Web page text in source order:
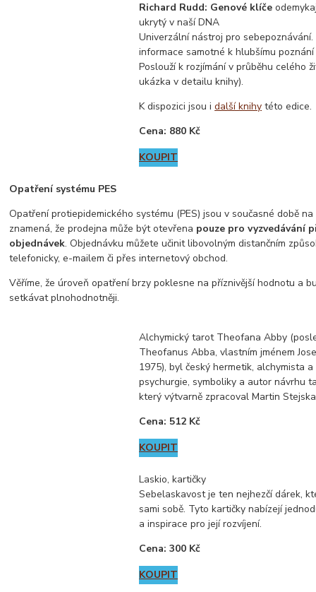
Richard Rudd: Genové klíče
ukrytý v naší DNA
Univerzální nástroj pro sebepoznávání.
informace samotné k hlubšímu
Poslouží k rozjímání v průběhu celého
ukázka v detailu knihy).
K dispozici jsou idalší knihy této edice.
Cena: 880 Kč
KOUPIT
Opatření systému PES
Opatření protiepidemického systému (PES) jsou v současné době
znamená, že prodejna může být otevřena pouze pro vyzvedávání
objednávek. Objednávku můžete učinit libovolným distančním
telefonicky, e-mailem či přes internetový obchod.
Věříme, že úroveň opatření brzy poklesne na příznivější hodnotu a
setkávat plnohodnotněji.
Alchymický tarot Theofana Abby
Theofanus Abba, vlastním jménem
1975), byl český hermetik, alchymista
psychurgie, symboliky a autor návrhu
který výtvarně zpracoval Martin
Cena: 512 Kč
KOUPIT
Laskio, kartičky
Sebelaskavost je ten nejhezčí dárek,
sami sobě. Tyto kartičky nabízejí
a inspirace pro její rozvíjení.
Cena: 300 Kč
KOUPIT